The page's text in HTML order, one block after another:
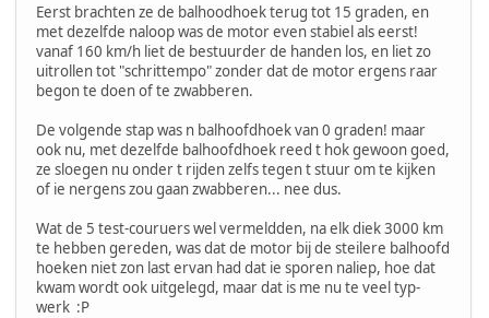
Eerst brachten ze de balhoodhoek terug tot 15 graden, en
met dezelfde naloop was de motor even stabiel als eerst!
vanaf 160 km/h liet de bestuurder de handen los, en liet zo
uitrollen tot "schrittempo" zonder dat de motor ergens raar
begon te doen of te zwabberen.
De volgende stap was n balhoofdhoek van 0 graden! maar
ook nu, met dezelfde balhoofdhoek reed t hok gewoon goed,
ze sloegen nu onder t rijden zelfs tegen t stuur om te kijken
of ie nergens zou gaan zwabberen... nee dus.
Wat de 5 test-couruers wel vermeldden, na elk diek 3000 km
te hebben gereden, was dat de motor bij de steilere balhoofd
hoeken niet zon last ervan had dat ie sporen naliep, hoe dat
kwam wordt ook uitgelegd, maar dat is me nu te veel typ-
werk :P